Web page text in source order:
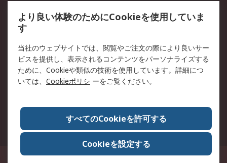
クッキーポリシー
RSについて
会社概要
採用情報
プレスリリース＆お知ら
コーポレートサイト
全世界のRS
RSの歴史
ESGへの取り組み（英語）
認証について
〒240-0005 神奈川県横浜市保土ヶ谷区神戸町134番地 横浜ビジネスパーク ウ
より良い体験のためにCookieを使用していま
す
当社のウェブサイトでは、閲覧やご注文の際により良いサー
ビスを提供し、表示されるコンテンツをパーソナライズする
ために、Cookieや類似の技術を使用しています。詳細につ
いては、 Cookieポリシ ーをご覧ください。
すべてのCookieを許可する
Cookieを設定する